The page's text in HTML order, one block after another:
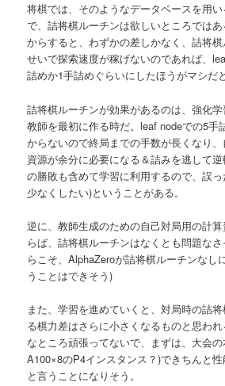
将棋では、そのようなデータベースを用
で、詰将棋ルーチンは欲しいところでは
からすると、わずかの差しかなく、詰将
せいで探索速度が稼げないのであれば、
詰めか1手詰めぐらいにしたほうがマシだ
詰将棋ルーチンが効果があるのは、強化
教師を最初に作る時だ。leaf nodeでの5手
からないので終局までの手数が長くなり
資源が余分に必要になる＆詰みを逃して
の勝敗も含めて学習に利用するので、誤っ
少なくしたい)ということがある。
逆に、教師生成のための自己対局用の計
らば、詰将棋ルーチンはなくとも問題な
らこそ、AlphaZeroが詰将棋ルーチンなし
うことはできそう)
また、学習を進めていくと、対局時の詰
る棋力差はさらに小さくなるものと思わ
なところ頑張ってないで、まずは、大会
A100×8のP4インスタンス？)できちんと
と言うことになりそう。